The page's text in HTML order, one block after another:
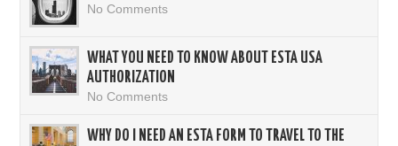
No Comments
WHAT YOU NEED TO KNOW ABOUT ESTA USA
AUTHORIZATION
No Comments
WHY DO I NEED AN ESTA FORM TO TRAVEL TO THE